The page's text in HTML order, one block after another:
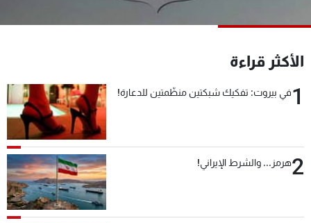
الأكثر قراءة
1في بيروت: تفكيك شبكتين منظّمتين للدعارة!
2هرمز... والشرط الإيراني!
عن MTV
الإنـتـاج
شروط الإسـتخدام
سياسة الخصوصية